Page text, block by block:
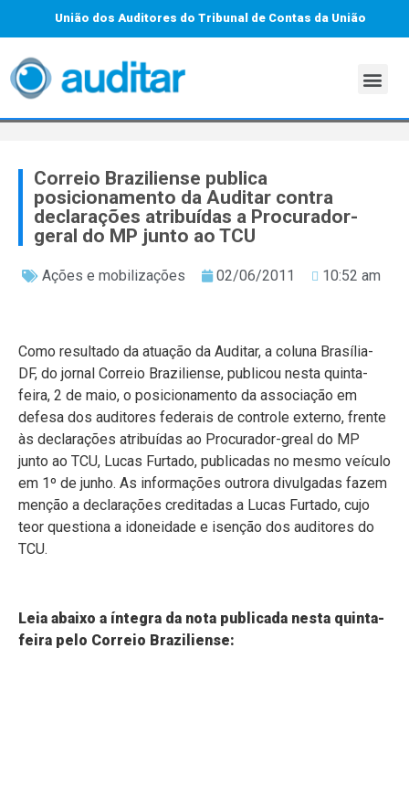
União dos Auditores do Tribunal de Contas da União
Correio Braziliense publica
posicionamento da Auditar contra
declarações atribuídas a Procurador-
geral do MP junto ao TCU
Ações e mobilizações 02/06/2011 10:52 am
Como resultado da atuação da Auditar, a coluna Brasília-
DF, do jornal Correio Braziliense, publicou nesta quinta-
feira, 2 de maio, o posicionamento da associação em
defesa dos auditores federais de controle externo, frente
às declarações atribuídas ao Procurador-greal do MP
junto ao TCU, Lucas Furtado, publicadas no mesmo veículo
em 1º de junho. As informações outrora divulgadas fazem
menção a declarações creditadas a Lucas Furtado, cujo
teor questiona a idoneidade e isenção dos auditores do
TCU.
Leia abaixo a íntegra da nota publicada nesta quinta-
feira pelo Correio Braziliense: